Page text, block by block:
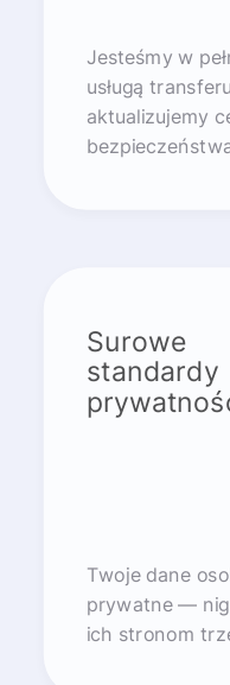
Jesteśmy w
usługą
aktualizujemy
Surowe
standardy
Twoje dane
prywatne —
ich stronom